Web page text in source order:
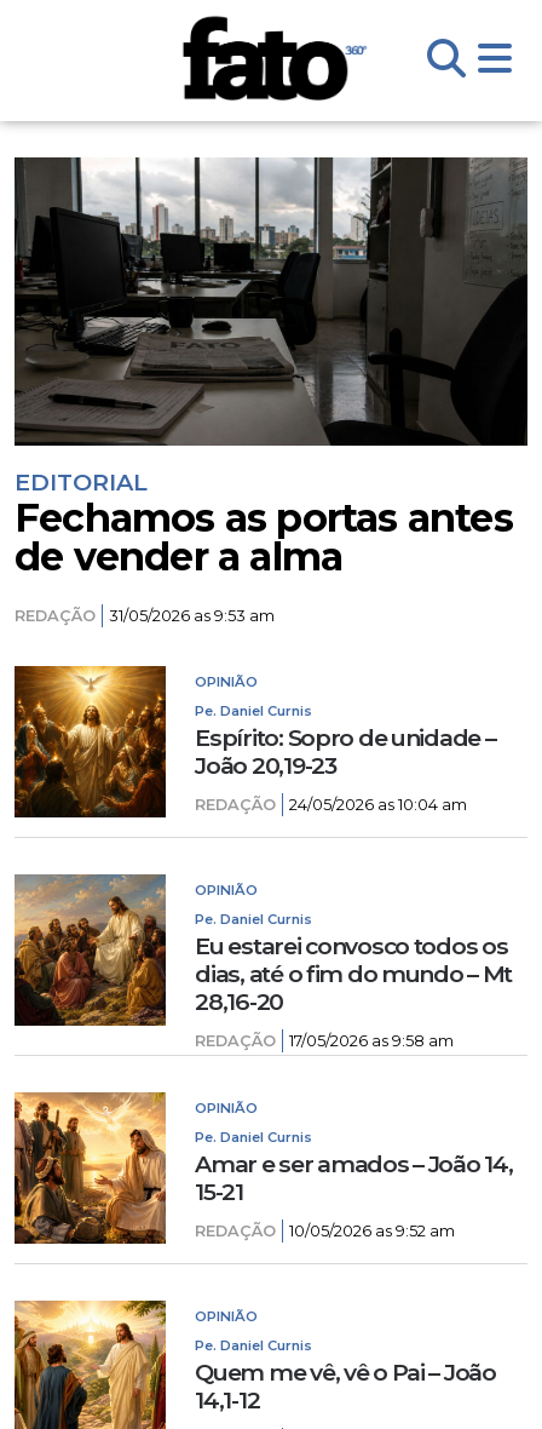
EDITORIAL
Fechamos as portas antes
de vender a alma
REDAÇÃO 31/05/2026 as 9:53 am
OPINIÃO
Pe. Daniel Curnis
Espírito: Sopro de unidade –
João 20,19-23
REDAÇÃO 24/05/2026 as 10:04 am
OPINIÃO
Pe. Daniel Curnis
Eu estarei convosco todos os
dias, até o fim do mundo – Mt
28,16-20
REDAÇÃO 17/05/2026 as 9:58 am
OPINIÃO
Pe. Daniel Curnis
Amar e ser amados – João 14,
15-21
REDAÇÃO 10/05/2026 as 9:52 am
OPINIÃO
Pe. Daniel Curnis
Quem me vê, vê o Pai – João
14,1-12